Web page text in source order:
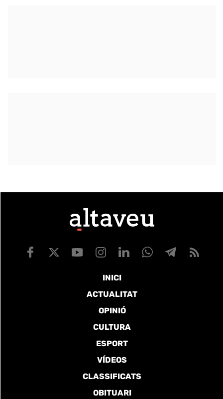
INICI
ACTUALITAT
OPINIÓ
CULTURA
ESPORT
VÍDEOS
CLASSIFICATS
OBITUARI